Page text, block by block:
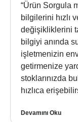
“Ürün Sorgula
bilgilerini hızlı
değişikliklerini
bilgiyi anında
işletmenizin
getirmenize
stoklarınızda
hızlıca
Devamını Oku